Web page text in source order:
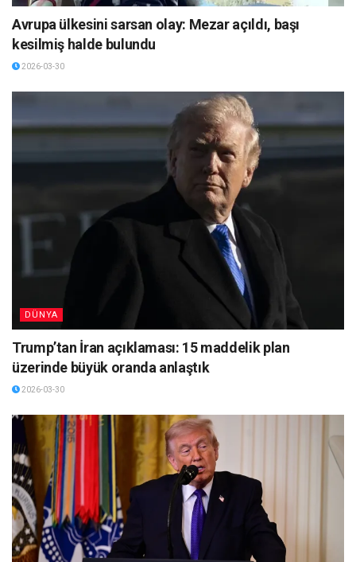
Avrupa ülkesini sarsan olay: Mezar açıldı, başı
kesilmiş halde bulundu
2026-03-30
DÜNYA
Trump’tan İran açıklaması: 15 maddelik plan
üzerinde büyük oranda anlaştık
2026-03-30